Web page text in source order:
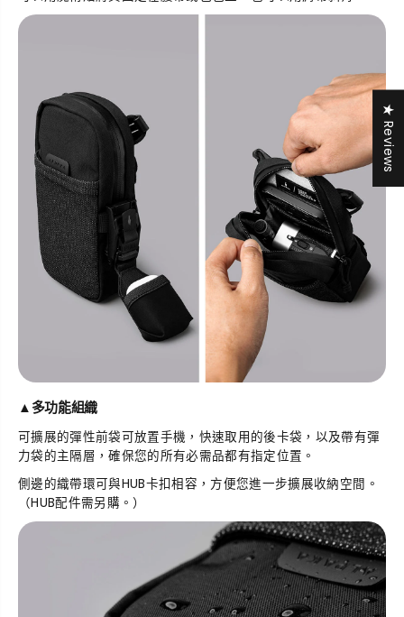
▲多功能組織
可擴展的彈性前袋可放置手機，快速取用的後卡袋，以及帶有彈
力袋的主隔層，確保您的所有必需品都有指定位置。
側邊的織帶環可與HUB卡扣相容，方便您進一步擴展收納空間。
（HUB配件需另購。）
★ Reviews